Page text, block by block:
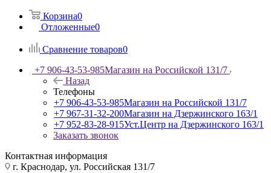
Корзина0
Отложенные0
Сравнение товаров0
+7 906-43-53-985Магазин на Российской 131/7
Назад
Телефоны
+7 906-43-53-985Магазин на Российской 131/7
+7 967-31-32-200Магазин на Дзержинского 163/1
+7 952-83-28-915Уст.Центр на Дзержинского 163/1
Заказать звонок
Контактная информация
г. Краснодар, ул. Российская 131/7